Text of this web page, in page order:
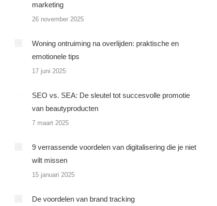
marketing
26 november 2025
Woning ontruiming na overlijden: praktische en
emotionele tips
17 juni 2025
SEO vs. SEA: De sleutel tot succesvolle promotie
van beautyproducten
7 maart 2025
9 verrassende voordelen van digitalisering die je niet
wilt missen
15 januari 2025
De voordelen van brand tracking